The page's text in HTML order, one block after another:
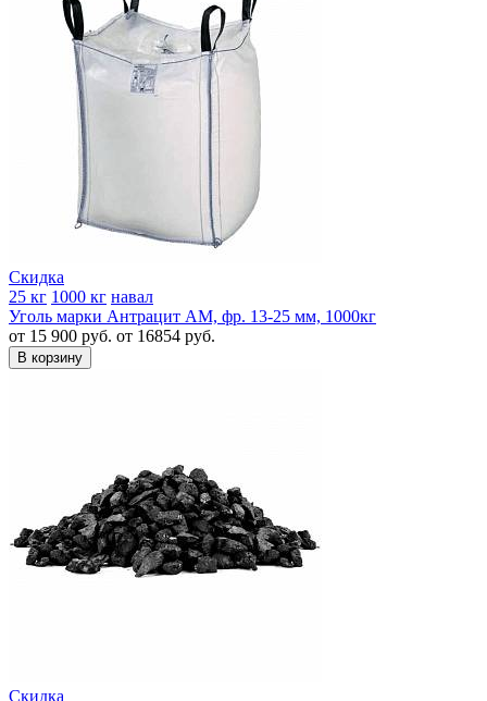
Скидка
25 кг 1000 кг навал
Уголь марки Антрацит АМ, фр. 13-25 мм, 1000кг
от 15 900 руб. от 16854 руб.
В корзину
Скидка